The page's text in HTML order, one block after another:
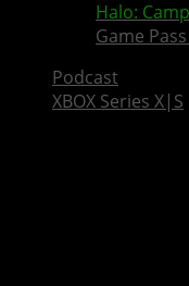
Halo:
Game
Podcast
XBOX Series X|S